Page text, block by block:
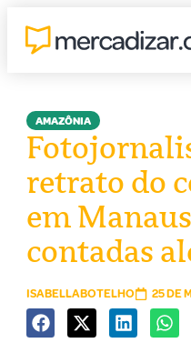
AMAZÔNIA
retrato do
em
contadas
ISABELLABOTELHO 25 DE